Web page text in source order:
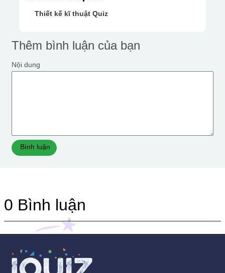
Thiết kế kĩ thuật Quiz
Thêm bình luận của bạn
Nội dung
Bình luận
0 Bình luận